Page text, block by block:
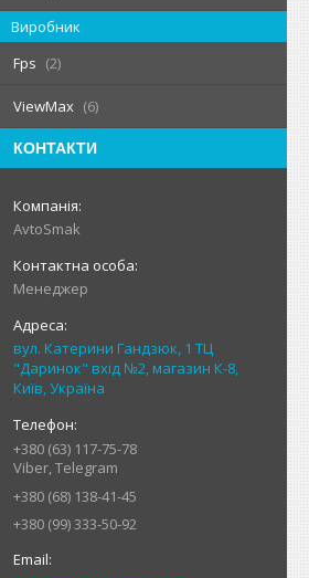
Виробник
Fps
2
ViewMax 6
КОНТАКТИ
AvtoSmak
Менеджер
вул. Катерини Гандзюк, 1 ТЦ
"Даринок" вхід №2, магазин К-8,
Київ, Україна
+380 (63) 117-75-78
Viber, Telegram
+380 (68) 138-41-45
+380 (99) 333-50-92